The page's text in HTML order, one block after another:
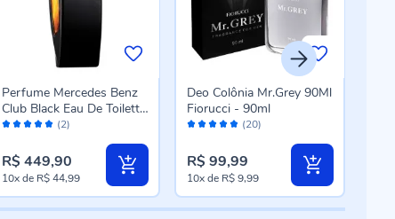
Avaliação: (2)
Perfume Mercedes Benz
Club Black Eau De Toilette
- 50ml
R$ 449,90
10xde R$ 44,99
Avaliação: (20)
Deo Colônia Mr.Grey 90Ml
Fiorucci - 90ml
R$ 99,99
10xde R$ 9,99